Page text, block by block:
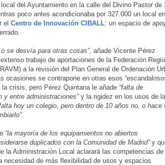
del Ayuntamiento en la calle del Divino Pastor de
poco antes acondicionaba por 327.000 un local
el Centro de Innovación CIBALL: un espacio de
se desvía para otras cosas”, añade Vicente Pérez
trabajo de aportaciones de la Federación
a la revisión del Plan General de Ordenación
ocasiones se contrapone en otras esos
crisis, pero Pérez Quintana le añade “falta de
y entre administraciones”y la rigidez en los usos de
hoy un colegio, pero dentro de 10 años no, o hace
.
“la mayoría de los equipamientos no abiertos
duplicados con la Comunidad de Madrid” y
la Administración Local aclarará las competencias de
de más flexibilidad de usos y espacios